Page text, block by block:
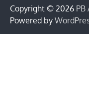
Copyright © 2026 PB
Powered by